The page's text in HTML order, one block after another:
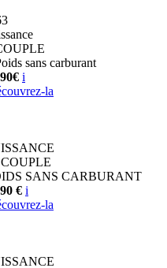
sans carburant
i
la
COUPLE
SANS CARBURANT
€ i
la